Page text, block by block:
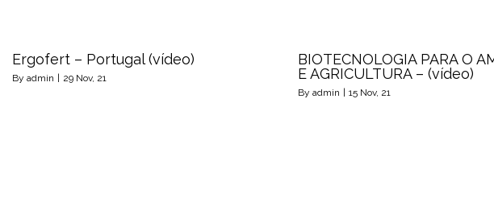
Ergofert – Portugal (vídeo)
By admin | 29 Nov, 21
BIOTECNOLOGIA PARA O
E AGRICULTURA – (vídeo)
By admin | 15 Nov, 21